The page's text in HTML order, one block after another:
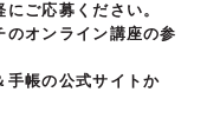
ご応募ください。
のオンライン講座の参
手帳の公式サイトか